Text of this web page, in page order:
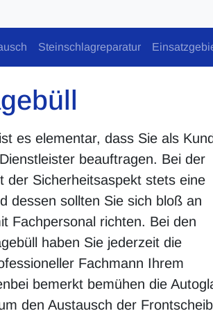
Steinschlagreparatur
es elementar, dass Sie als
beauftragen. Bei der
der Sicherheitsaspekt stets eine
dessen sollten Sie sich bloß an
Fachpersonal richten. Bei den
haben Sie jederzeit die
Fachmann Ihrem
bemerkt bemühen die
den Austausch der